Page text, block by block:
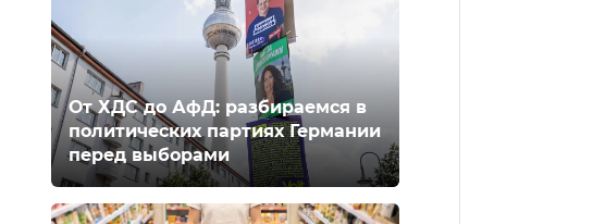
От ХДС до АфД: разбираемся в
политических партиях Германии
перед выборами